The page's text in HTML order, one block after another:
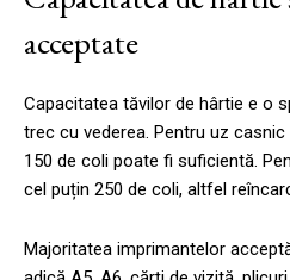
acceptate
Capacitatea tăvilor de hârtie e o
trec cu vederea. Pentru uz
150 de coli poate fi suficientă.
cel puțin 250 de coli, altfel
Majoritatea imprimantelor